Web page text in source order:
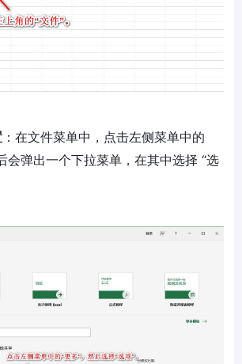
：在文件菜单中，点击左侧菜单中的
会弹出一个下拉菜单，在其中选择 “选